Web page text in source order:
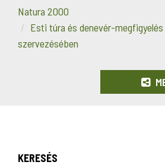
Natura 2000
Esti túra és denevér-megfigyelés
szervezésében
KERESÉS